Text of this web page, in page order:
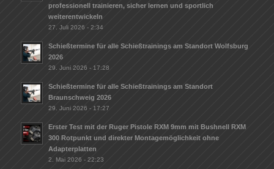
professionell trainieren, sicher lernen und sportlich
weiterentwickeln
27. Juli 2026 - 2:34
Schießtermine für alle Schießtrainings am Standort Wolfsburg
2026
29. Juni 2026 - 17:28
Schießtermine für alle Schießtrainings am Standort
Braunschweig 2026
29. Juni 2026 - 17:27
Erster Test mit der Ruger Pistole RXM 9mm mit Bushnell RXM
300 Rotpunkt und direkter Montagemöglichkeit ohne
Adapterplatten
2. Mai 2026 - 22:23